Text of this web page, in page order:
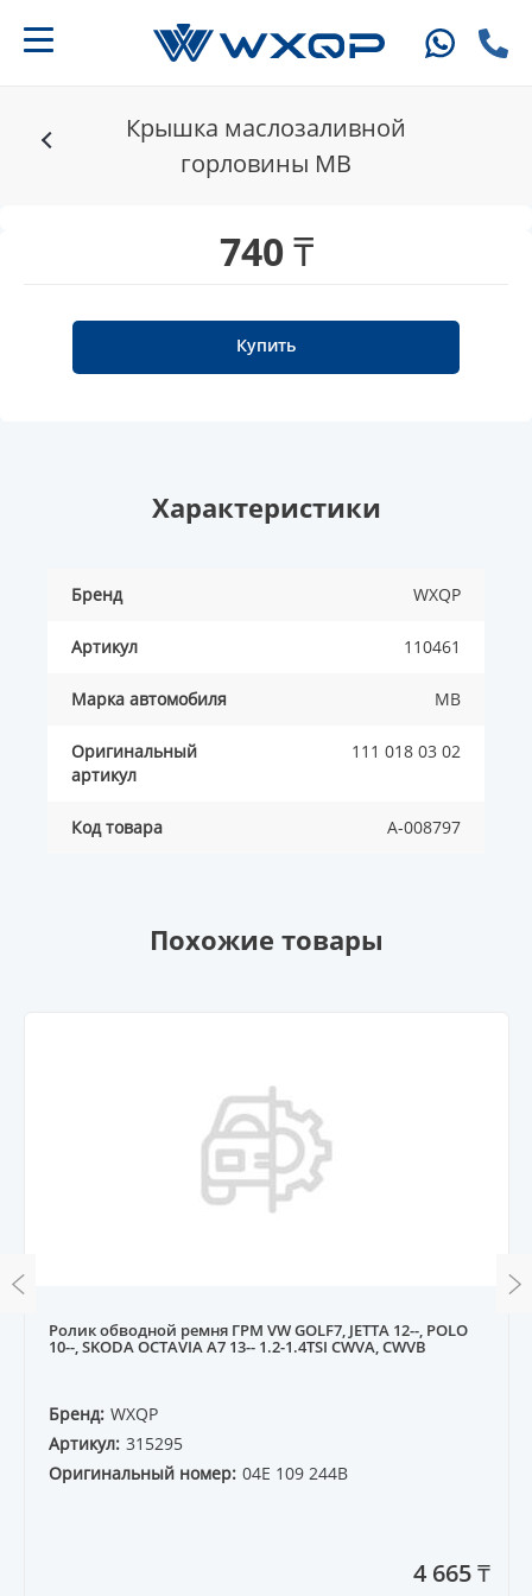
Крышка маслозаливной
горловины MB
740 ₸
Купить
Характеристики
Бренд WXQP
Артикул 110461
Марка автомобиля MB
Оригинальный
артикул
111 018 03 02
Код товара A-008797
Похожие товары
Ролик обводной ремня ГРМ VW GOLF7, JETTA 12--, POLO
10--, SKODA OCTAVIA A7 13-- 1.2-1.4TSI CWVA, CWVB
Бренд: WXQP
Артикул: 315295
Оригинальный номер: 04E 109 244B
4 665 ₸